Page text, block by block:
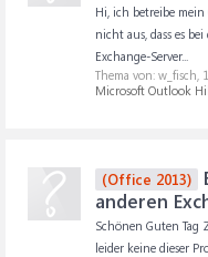
Hi, ich betreibe
nicht aus, dass es
Exchange-Server...
Thema von: w_fisch,
Microsoft Outlook
(Office 2013)
anderen
Schönen Guten Tag
leider keine dieser